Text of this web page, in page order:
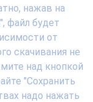
нажав на
файл будет
от
скачивания не
над кнопкой
"Сохранить
надо нажать